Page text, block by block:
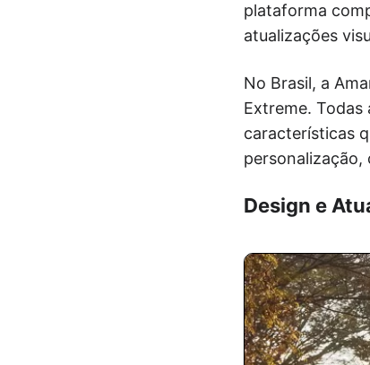
plataforma
atualizações
No Brasil, a
Extreme.
características
personalização,
Design e